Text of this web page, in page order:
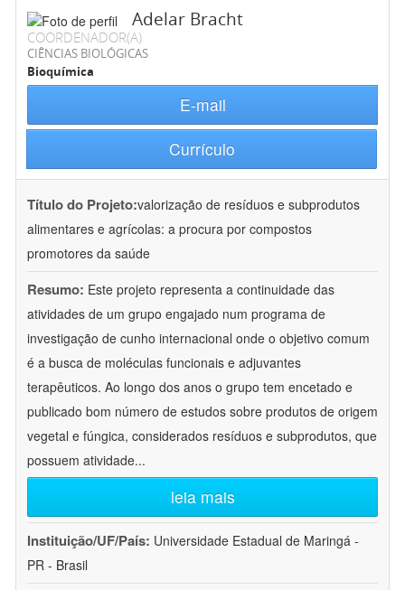
Adelar Bracht
COORDENADOR(A)
CIÊNCIAS BIOLÓGICAS
Bioquímica
E-mail
Currículo
Título do Projeto:valorização de resíduos e subprodutos
alimentares e agrícolas: a procura por compostos
promotores da saúde
Resumo: Este projeto representa a continuidade das
atividades de um grupo engajado num programa de
investigação de cunho internacional onde o objetivo comum
é a busca de moléculas funcionais e adjuvantes
terapêuticos. Ao longo dos anos o grupo tem encetado e
publicado bom número de estudos sobre produtos de origem
vegetal e fúngica, considerados resíduos e subprodutos, que
possuem atividade...
leia mais
Instituição/UF/País: Universidade Estadual de Maringá -
PR - Brasil